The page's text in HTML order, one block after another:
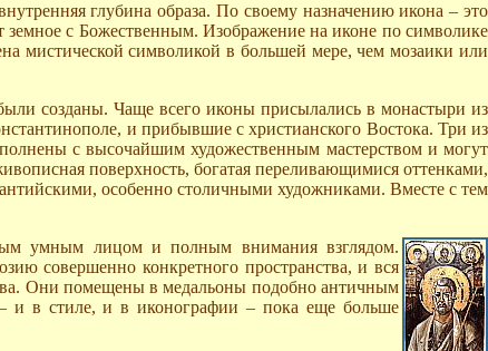
глубина образа. По своему назначению икона – это
земное с Божественным. Изображение на иконе по символике
мистической символикой в большей мере, чем мозаики или
созданы. Чаще всего иконы присылались в монастыри из
и прибывшие с христианского Востока. Три из
с высочайшим художественным мастерством и могут
поверхность, богатая переливающимися оттенками,
особенно столичными художниками. Вместе с тем
умным лицом и полным внимания взглядом.
совершенно конкретного пространства, и вся
Они помещены в медальоны подобно античным
и в стиле, и в иконографии – пока еще больше